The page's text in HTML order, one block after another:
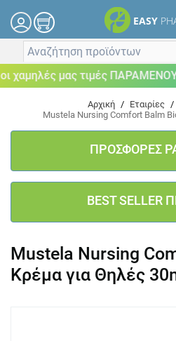
EASY
μας τιμές ΠΑΡΑΜΕΝΟΥΝ!
Αρχική / Εταιρίες /
Mustela Nursing Comfort Balm
ΠΡΟΣΦΟΡΕΣ
BEST SELLER
Mustela Nursing
Κρέμα για Θηλές